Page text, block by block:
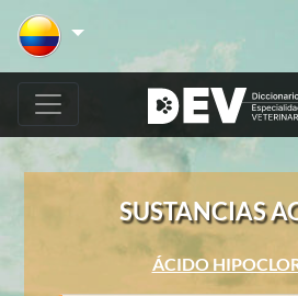
SUSTANCIAS
ÁCIDO